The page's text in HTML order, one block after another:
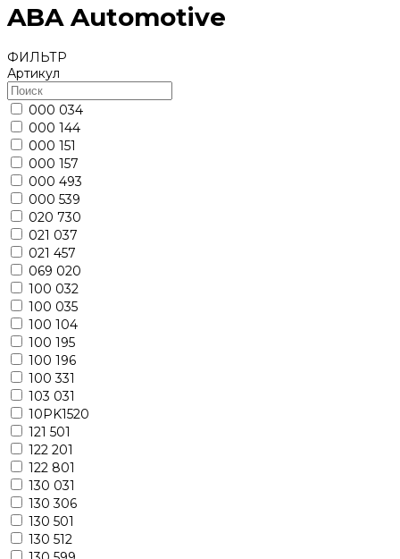
ABA Automotive
ФИЛЬТР
Артикул
000 034
000 144
000 151
000 157
000 493
000 539
020 730
021 037
021 457
069 020
100 032
100 035
100 104
100 195
100 196
100 331
103 031
10PK1520
121 501
122 201
122 801
130 031
130 306
130 501
130 512